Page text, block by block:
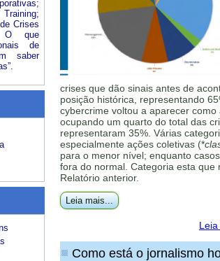
Crises
O que
de
saber
crises que dão sinais antes de
posição histórica, representando
cybercrime voltou a aparecer
ocupando um quarto do total das
representaram 35%. Várias
especialmente ações coletivas (*
para o menor nível; enquanto
fora do normal. Categoria esta
Relatório anterior.
Leia mais...
Como está o jornalismo